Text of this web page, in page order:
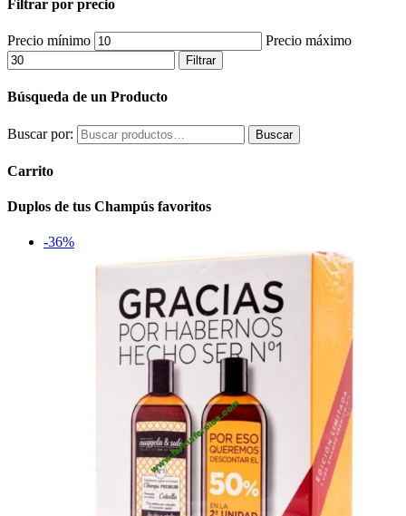
Filtrar por precio
Precio mínimo Precio máximo
Filtrar
Búsqueda de un Producto
Buscar por: Buscar
Carrito
Duplos de tus Champús favoritos
-36%